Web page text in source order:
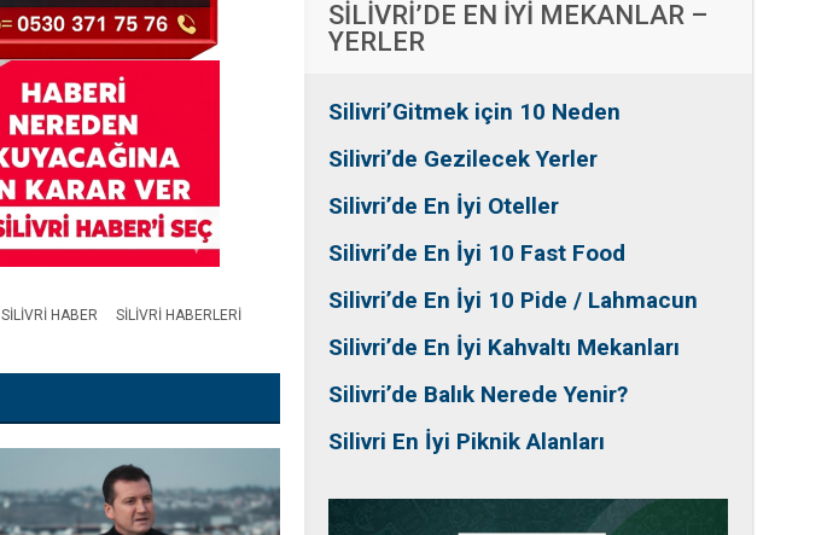
ki
Ersin Özalp-Gerçekler
Silivri’de Uluslararası Halk
Yapılıyor?
SİLİVRİ’DE EN İYİ MEKANLAR –
YERLER
Silivri’Gitmek için 10 Neden
Silivri’de Gezilecek Yerler
Silivri’de En İyi Oteller
Silivri’de En İyi 10 Fast Food
Silivri’de En İyi 10 Pide / Lahmacun
Silivri’de En İyi Kahvaltı Mekanları
Silivri’de Balık Nerede Yenir?
Silivri En İyi Piknik Alanları
SILIVRI HABER
SILIVRI HABERLERI